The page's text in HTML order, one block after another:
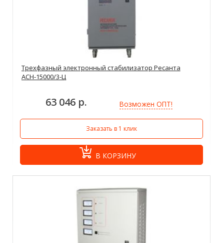
Трехфазный электронный стабилизатор Ресанта
АСН-15000/3-Ц
63 046 р. Возможен ОПТ!
Заказать в 1 клик
В КОРЗИНУ